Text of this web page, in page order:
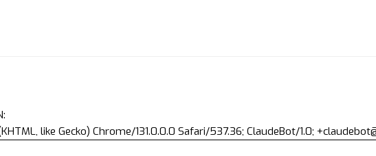
like Gecko) Chrome/131.0.0.0 Safari/537.36; ClaudeBot/1.0;